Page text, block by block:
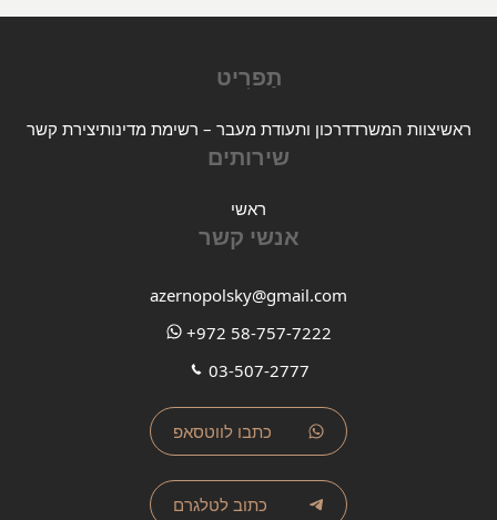
תַפרִיט
ראשיצוות המשרדדרכון ותעודת מעבר – רשימת מדינותיצירת קשר
שירותים
ראשי
אנשי קשר
azernopolsky@gmail.com
+972 58-757-7222
03-507-2777
כתבו לווטסאפ
כתוב לטלגרם